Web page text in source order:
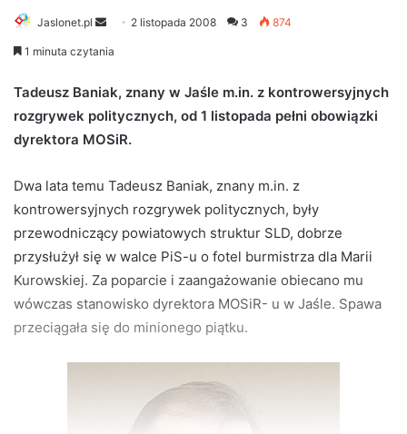
Jaslonet.pl
e
d
a
n
i
l
2 listopada 2008 3 874
1 minuta czytania
Tadeusz Baniak, znany w Jaśle m.in. z kontrowersyjnych
rozgrywek politycznych, od 1 listopada pełni obowiązki
dyrektora MOSiR.
Dwa lata temu Tadeusz Baniak, znany m.in. z
kontrowersyjnych rozgrywek politycznych, były
przewodniczący powiatowych struktur SLD, dobrze
przysłużył się w walce PiS-u o fotel burmistrza dla Marii
Kurowskiej. Za poparcie i zaangażowanie obiecano mu
wówczas stanowisko dyrektora MOSiR- u w Jaśle. Spawa
przeciągała się do minionego piątku.